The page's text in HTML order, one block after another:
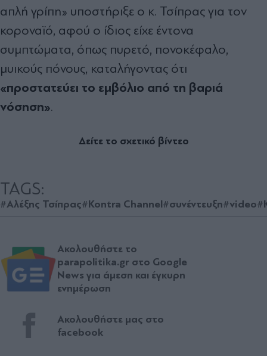
απλή γρίπη» υποστήριξε ο κ. Τσίπρας για τον
κοροναϊό, αφού ο ίδιος είχε έντονα
συμπτώματα, όπως πυρετό, πονοκέφαλο,
μυικούς πόνους, καταλήγοντας ότι
«προστατεύει το εμβόλιο από τη βαριά
νόσηση».
Δείτε το σχετικό βίντεο
TAGS:
#Αλέξης Τσίπρας#Kontra Channel#συνέντευξη#video
Ακολουθήστε το
parapolitika.gr στο Google
News για άμεση και έγκυρη
ενημέρωση
Ακολουθήστε μας στο
facebook